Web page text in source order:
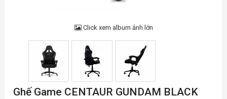
Click xem album ảnh lớn
Ghế Game CENTAUR GUNDAM BLACK